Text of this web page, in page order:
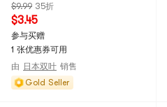
$9.99 35折
$3.45
参与买赠
1 张优惠券可用
由 日本双叶 销售
Gold Seller